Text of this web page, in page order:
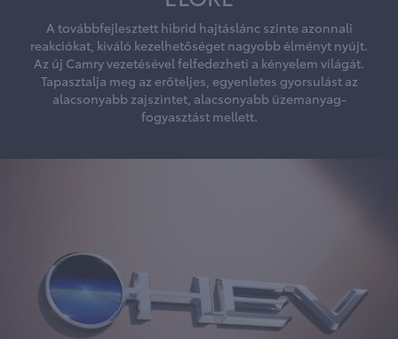
A továbbfejlesztett hibrid hajtáslánc szinte azonnali
reakciókat, kiváló kezelhetőséget nagyobb élményt nyújt.
Az új Camry vezetésével felfedezheti a kényelem világát.
Tapasztalja meg az erőteljes, egyenletes gyorsulást az
alacsonyabb zajszintet, alacsonyabb üzemanyag-
fogyasztást mellett.